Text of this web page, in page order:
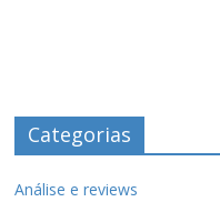
Categorias
Análise e reviews